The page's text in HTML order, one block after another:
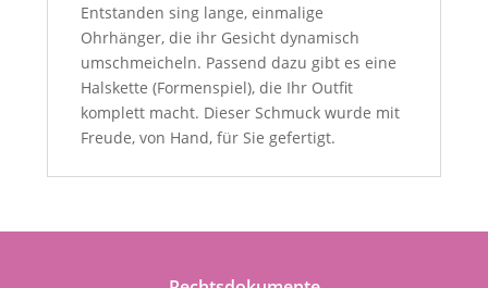
Entstanden sing lange, einmalige
Ohrhänger, die ihr Gesicht dynamisch
umschmeicheln. Passend dazu gibt es eine
Halskette (Formenspiel), die Ihr Outfit
komplett macht. Dieser Schmuck wurde mit
Freude, von Hand, für Sie gefertigt.